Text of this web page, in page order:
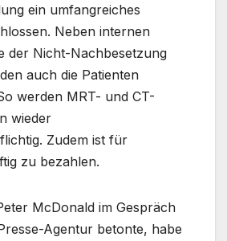
ein umfangreiches
Neben internen
der Nicht-Nachbesetzung
auch die Patienten
werden MRT- und CT-
wieder
Zudem ist für
zu bezahlen.
McDonald im Gespräch
Agentur betonte, habe